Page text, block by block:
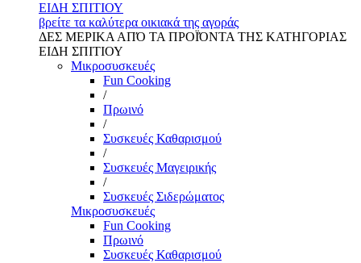
ΕΙΔΗ ΣΠΙΤΙΟΥ
βρείτε τα καλύτερα οικιακά της αγοράς
ΔΕΣ ΜΕΡΙΚΑ ΑΠΌ ΤΑ ΠΡΟΪΌΝΤΑ ΤΗΣ ΚΑΤΗΓΟΡΙΑΣ
ΕΙΔΗ ΣΠΙΤΙΟΥ
Μικροσυσκευές
Fun Cooking
/
Πρωινό
/
Συσκευές Καθαρισμού
/
Συσκευές Μαγειρικής
/
Συσκευές Σιδερώματος
Μικροσυσκευές
Fun Cooking
Πρωινό
Συσκευές Καθαρισμού